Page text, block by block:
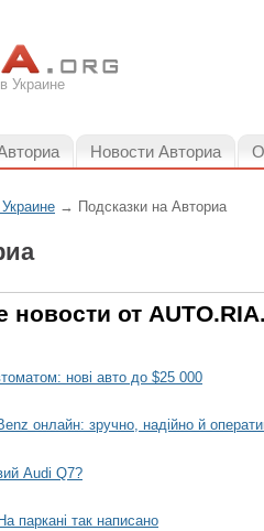
Украине
Новости Авториа
→ Подсказки на Авториа
новости от
нові авто до $25 000
онлайн: зручно, надійно й
Audi Q7?
паркані так написано